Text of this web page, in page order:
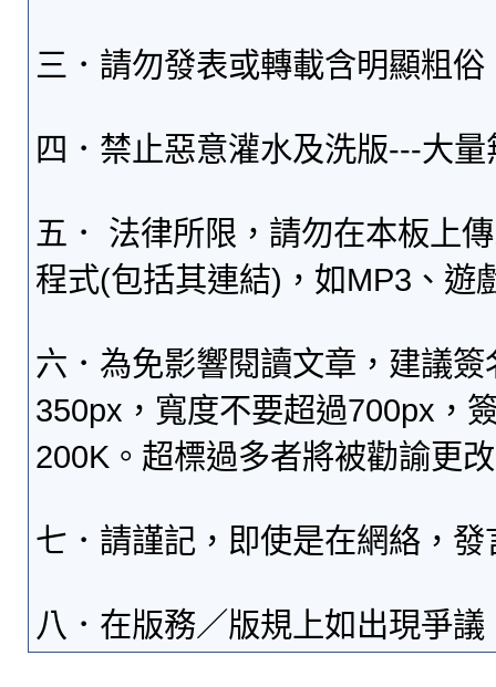
三．請勿發表或轉載含明顯粗
四．禁止惡意灌水及洗版---大
五． 法律所限，請勿在本板上
程式(包括其連結)，如MP3、遊
六．為免影響閱讀文章，建議
350px，寬度不要超過700px，
200K。超標過多者將被勸諭更
七．請謹記，即使是在網絡，
八．在版務／版規上如出現爭